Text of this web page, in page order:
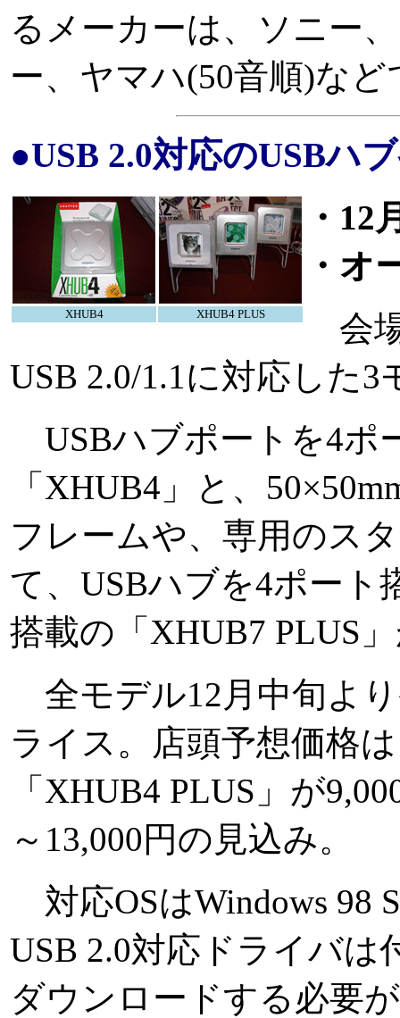
るメーカーは、ソニー
ー、ヤマハ(50音順)な
●USB 2.0対応のUSBハ
XHUB4 XHUB4 PLUS
・12
・オ
会
USB 2.0/1.1に対応した
USBハブポートを4ポ
「XHUB4」と、
フレームや、専用のス
て、USBハブを4ポート
搭載の「XHUB7 PLUS
全モデル12月中旬よ
ライス。店頭予想価格
「XHUB4 PLUS」が
～13,000円の見込み。
対応OSはWindows 98
USB 2.0対応ドライバは
ダウンロードする必要